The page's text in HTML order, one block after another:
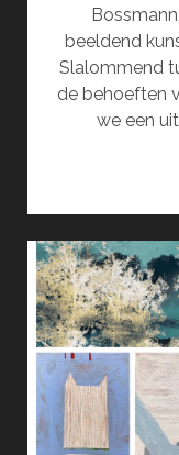
beeldend
Slalommend
de behoeften
we een